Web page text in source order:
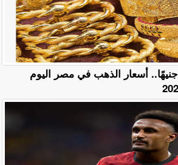
عيار 24 يسجل 6834 جنيهًا.. أسعار الذهب في مصر اليوم